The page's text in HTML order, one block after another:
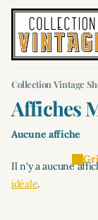
Collection Vintage
Affiches
Aucune affiche
Il n'y a aucune
idéale.